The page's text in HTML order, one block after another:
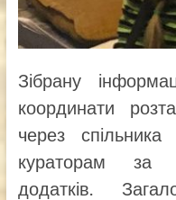
Зібрану
координати
через спільника
кураторам за
додатків.